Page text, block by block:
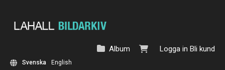
Logga in Bli kund
Album
Svenska English